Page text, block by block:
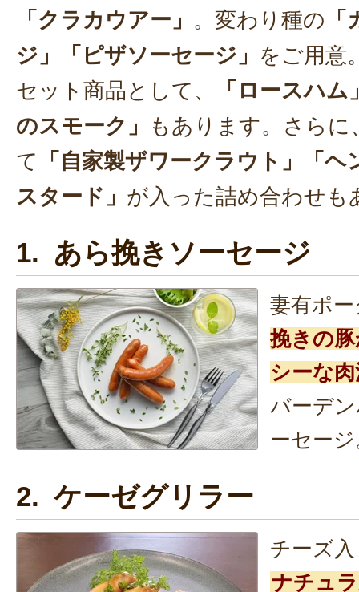
「クラカウアー」 。変わり種の
ジ」「ピザソーセージ」 をご用意
セット商品として、
「ロースハ
のスモーク」
もあります。さら
て
「自家製ザワークラウト」「
スタード」 が入った詰め合わせも
1. あら挽きソーセージ
妻有ポ
挽きの
シーな
バーデ
ーセー
2. ケーゼグリラー
チーズ
ナチュ